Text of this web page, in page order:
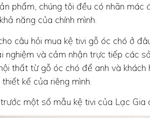
phẩm, chúng tôi đều có nhãn mác
năng của chính mình.
câu hỏi mua kệ tivi gỗ óc chó ở
nghiệm và cảm nhận trực tiếp các
thất từ gỗ óc chó để anh và
kế của riêng mình.
một số mẫu kệ tivi của Lạc